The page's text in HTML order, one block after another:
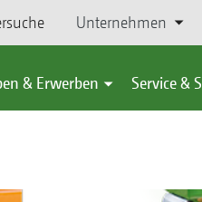
Unternehmen
& Erwerben Service &